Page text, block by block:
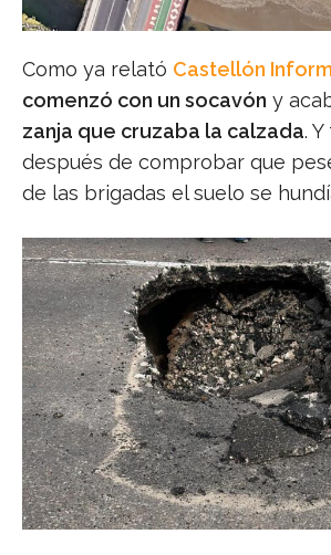
Como ya relató Castellón
comenzó con un socavón y
zanja que cruzaba la calzada.
después de comprobar que
de las brigadas el suelo se